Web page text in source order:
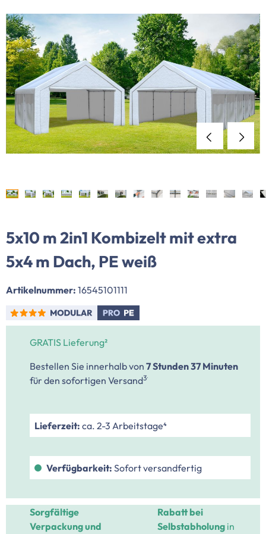
5x10 m 2in1 Kombizelt mit extra
5x4 m Dach, PE weiß
Artikelnummer: 16545101111
GRATIS Lieferung²
Bestellen Sie innerhalb von 7 Stunden37 Minuten
für den sofortigen Versand3
Lieferzeit: ca. 2-3 Arbeitstage⁴
Verfügbarkeit: Sofort versandfertig
Sorgfältige
Verpackung und
Rabatt bei
Selbstabholung in